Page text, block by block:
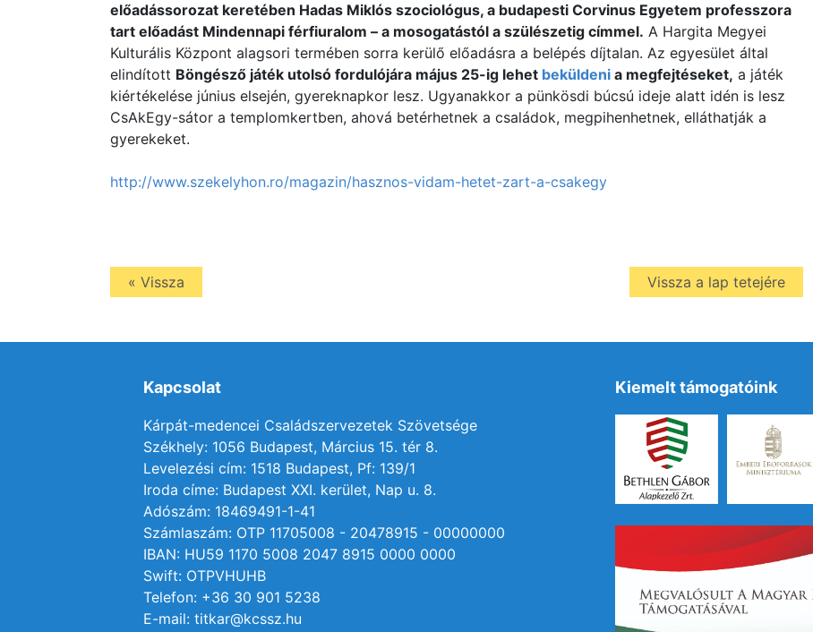
előadássorozat keretében Hadas Miklós szociológus, a budapesti Corvinus Egyetem professzora
tart előadást Mindennapi férfiuralom – a mosogatástól a szülészetig címmel. A Hargita Megyei
Kulturális Központ alagsori termében sorra kerülő előadásra a belépés díjtalan. Az egyesület által
elindított Böngésző játék utolsó fordulójára május 25-ig lehet beküldeni a megfejtéseket, a játék
kiértékelése június elsején, gyereknapkor lesz. Ugyanakkor a pünkösdi búcsú ideje alatt idén is lesz
CsAkEgy-sátor a templomkertben, ahová betérhetnek a családok, megpihenhetnek, elláthatják a
gyerekeket.
http://www.szekelyhon.ro/magazin/hasznos-vidam-hetet-zart-a-csakegy
« Vissza Vissza a lap tetejére
Kapcsolat
Kárpát-medencei Családszervezetek Szövetsége
Székhely: 1056 Budapest, Március 15. tér 8.
Levelezési cím: 1518 Budapest, Pf: 139/1
Iroda címe: Budapest XXI. kerület, Nap u. 8.
Adószám: 18469491-1-41
Számlaszám: OTP 11705008 - 20478915 - 00000000
IBAN: HU59 1170 5008 2047 8915 0000 0000
Swift: OTPVHUHB
Telefon: +36 30 901 5238
E-mail: titkar@kcssz.hu
Kiemelt támogatóink